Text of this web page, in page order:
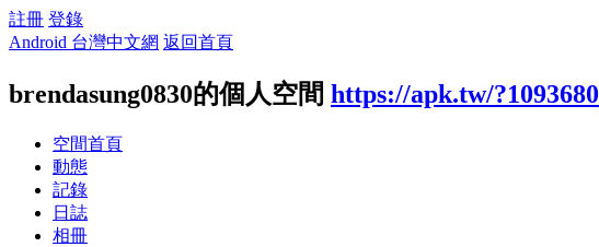
註冊 登錄
Android 台灣中文網 返回首頁
brendasung0830的個人空間 https://apk.tw/?1093680
空間首頁
動態
記錄
日誌
相冊